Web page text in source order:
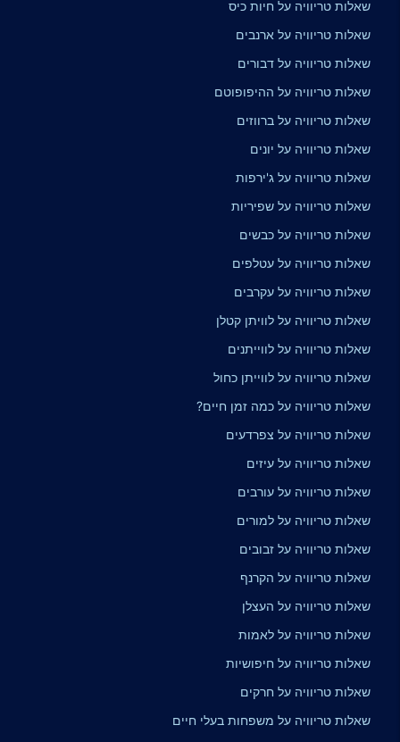
שאלות טריוויה על חיות כיס
שאלות טריוויה על ארנבים
שאלות טריוויה על דבורים
שאלות טריוויה על ההיפופוטם
שאלות טריוויה על ברווזים
שאלות טריוויה על יונים
שאלות טריוויה על ג'ירפות
שאלות טריוויה על שפיריות
שאלות טריוויה על כבשים
שאלות טריוויה על עטלפים
שאלות טריוויה על עקרבים
שאלות טריוויה על לוויתן קטלן
שאלות טריוויה על לווייתנים
שאלות טריוויה על לווייתן כחול
שאלות טריוויה על כמה זמן חיים?
שאלות טריוויה על צפרדעים
שאלות טריוויה על עיזים
שאלות טריוויה על עורבים
שאלות טריוויה על למורים
שאלות טריוויה על זבובים
שאלות טריוויה על הקרנף
שאלות טריוויה על העצלן
שאלות טריוויה על לאמות
שאלות טריוויה על חיפושיות
שאלות טריוויה על חרקים
שאלות טריוויה על משפחות בעלי חיים